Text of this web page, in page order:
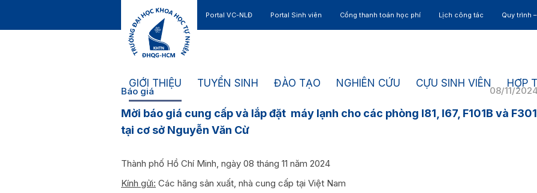
Portal VC-NLĐ Portal Sinh viên Cổng thanh toán học phí Lịch công tác Quy trình
GIỚI THIỆU TUYỂN SINH ĐÀO TẠO NGHIÊN CỨU CỰU SINH VIÊN HỢP
08/11/
Báo giá
Mời báo giá cung cấp và lắp đặt máy lạnh cho các phòng I81, I67, F101B và F301
tại cơ sở Nguyễn Văn Cừ
Thành phố Hồ Chí Minh, ngày 08 tháng 11 năm 2024
Kính gửi: Các hãng sản xuất, nhà cung cấp tại Việt Nam